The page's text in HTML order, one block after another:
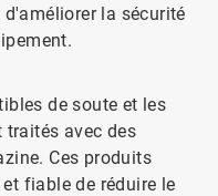
la sécurité
de soute et les
avec des
Ces produits
fiable de réduire le